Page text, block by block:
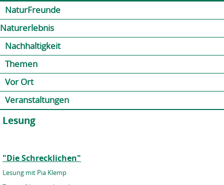
NaturFreunde
Naturerlebnis
Nachhaltigkeit
Themen
Vor Ort
Veranstaltungen
Lesung
"Die Schrecklichen"
Lesung mit Pia Klemp